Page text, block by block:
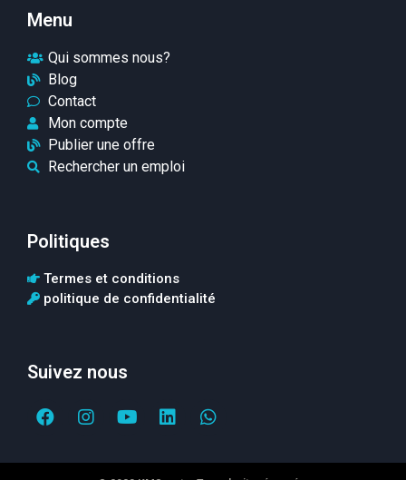
Menu
Qui sommes nous?
Blog
Contact
Mon compte
Publier une offre
Rechercher un emploi
Politiques
Termes et conditions
politique de confidentialité
Suivez nous